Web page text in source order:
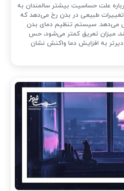
علت حساسیت بیشتر سالمندان به
تغییرات طبیعی در بدن رخ می‌دهد که
می‌دهد. سیستم تنظیم دمای بدن
میزان تعریق کمتر می‌شود، حس
به افزایش دما واکنش نشان